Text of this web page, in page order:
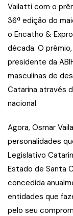
Vailatti com o
36ª edição do
o Encatho &
década. O
presidente da
masculinas de
Catarina através
nacional.
Agora, Osmar
personalidades
Legislativo
Estado de Santa
concedida
entidades que
pelo seu